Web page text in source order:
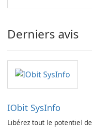
Derniers avis
IObit SysInfo
Libérez tout le potentiel de